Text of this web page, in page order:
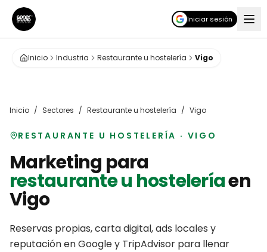
Iniciar sesión
Inicio Industria Restaurante u hostelería Vigo
Inicio / Sectores / Restaurante u hostelería / Vigo
RESTAURANTE U HOSTELERÍA · VIGO
Marketing para
restaurante u hosteleríaen
Vigo
Reservas propias, carta digital, ads locales y
reputación en Google y TripAdvisor para llenar